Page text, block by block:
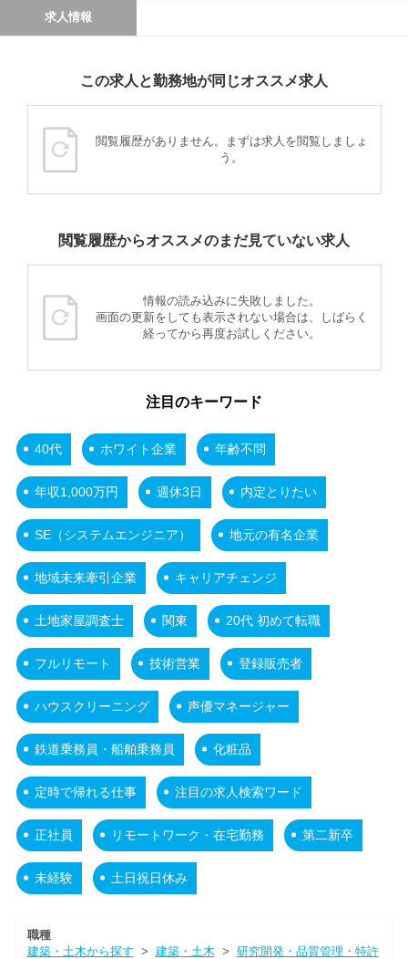
求人情報
この求人と勤務地が同じオススメ求人
閲覧履歴がありません。まずは求人を閲覧しましょ
う。
閲覧履歴からオススメのまだ見ていない求人
情報の読み込みに失敗しました。
画面の更新をしても表示されない場合は、しばらく
経ってから再度お試しください。
注目のキーワード
40代 ホワイト企業 年齢不問
年収1,000万円 週休3日 内定とりたい
SE（システムエンジニア） 地元の有名企業
地域未来牽引企業 キャリアチェンジ
土地家屋調査士 関東 20代 初めて転職
フルリモート 技術営業 登録販売者
ハウスクリーニング 声優マネージャー
鉄道乗務員・船舶乗務員 化粧品
定時で帰れる仕事 注目の求人検索ワード
正社員 リモートワーク・在宅勤務 第二新卒
未経験 土日祝日休み
職種
建築・土木から探す > 建築・土木 > 研究開発・品質管理・特許